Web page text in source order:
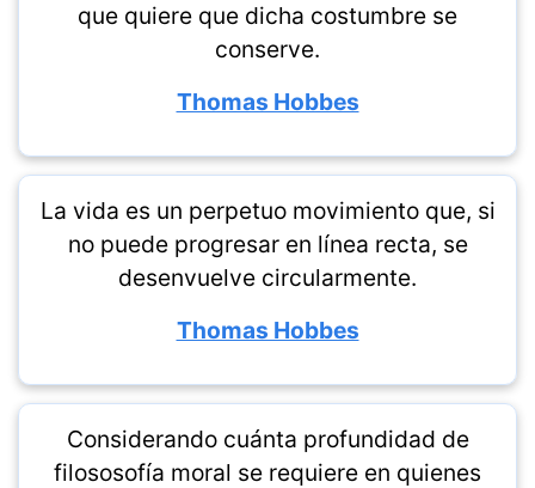
que quiere que dicha costumbre se
conserve.
Thomas Hobbes
La vida es un perpetuo movimiento que, si
no puede progresar en línea recta, se
desenvuelve circularmente.
Thomas Hobbes
Considerando cuánta profundidad de
filososofía moral se requiere en quienes